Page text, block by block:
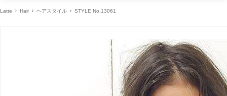
Latte Hair ヘアスタイル STYLE No.13061